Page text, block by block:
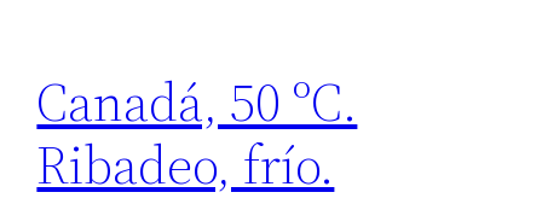
Canadá, 50 ºC.
Ribadeo, frío.